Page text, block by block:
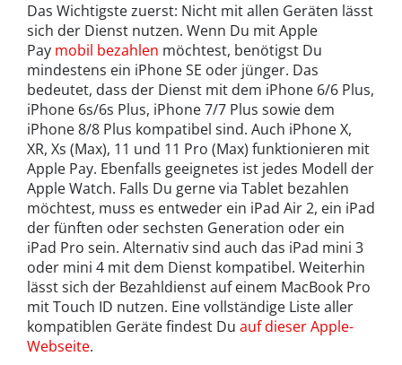
Das Wichtigste zuerst: Nicht mit allen Geräten lässt
sich der Dienst nutzen. Wenn Du mit Apple
Pay mobil bezahlen möchtest, benötigst Du
mindestens ein iPhone SE oder jünger. Das
bedeutet, dass der Dienst mit dem iPhone 6/6 Plus,
iPhone 6s/6s Plus, iPhone 7/7 Plus sowie dem
iPhone 8/8 Plus kompatibel sind. Auch iPhone X,
XR, Xs (Max), 11 und 11 Pro (Max) funktionieren mit
Apple Pay. Ebenfalls geeignetes ist jedes Modell der
Apple Watch. Falls Du gerne via Tablet bezahlen
möchtest, muss es entweder ein iPad Air 2, ein iPad
der fünften oder sechsten Generation oder ein
iPad Pro sein. Alternativ sind auch das iPad mini 3
oder mini 4 mit dem Dienst kompatibel. Weiterhin
lässt sich der Bezahldienst auf einem MacBook Pro
mit Touch ID nutzen. Eine vollständige Liste aller
kompatiblen Geräte findest Du auf dieser Apple-
Webseite.